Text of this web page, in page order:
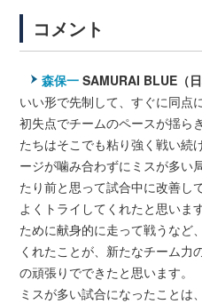
コメント
森保一 SAMURAI BLUE（
いい形で先制して、すぐに同点
初失点でチームのペースが揺ら
たちはそこでも粘り強く戦い続
ージが噛み合わずにミスが多い
たり前と思って試合中に改善し
よくトライしてくれたと思いま
ために献身的に走って戦うなど
くれたことが、新たなチーム力
の頑張りでできたと思います。
ミスが多い試合になったことは